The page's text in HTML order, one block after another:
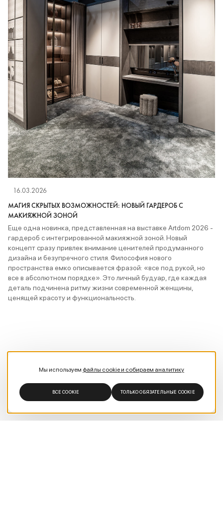
16.03.2026
МАГИЯ СКРЫТЫХ ВОЗМОЖНОСТЕЙ: НОВЫЙ ГАРДЕРОБ С
МАКИЯЖНОЙ ЗОНОЙ
Еще одна новинка, представленная на выставке Artdom 2026 -
гардероб с интегрированной макияжной зоной. Новый
концепт сразу привлек внимание ценителей продуманного
дизайна и безупречного стиля. Философия нового
пространства емко описывается фразой: «все под рукой, но
все в абсолютном порядке». Это личный будуар, где каждая
деталь подчинена ритму жизни современной женщины,
ценящей красоту и функциональность.
Мы используем файлы cookie и собираем аналитику
ВСЕ COOKIE ТОЛЬКО ОБЯЗАТЕЛЬНЫЕ COOKIE